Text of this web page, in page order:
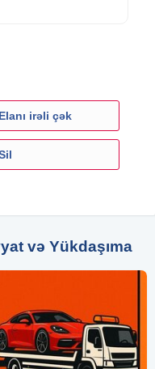
Elanı irəli çək
və Yükdaşıma